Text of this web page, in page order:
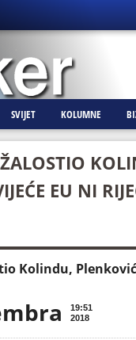
SVIJET KOLUMNE
EU NI
Kolindu,
19:51
2018